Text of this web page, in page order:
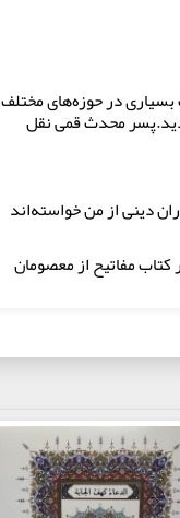
بسیاری در حوزه‌های مختلف
در حرم امام علی (ع) دفن گردید.پسر محدث قمی نقل
دینی از من خواسته‌اند
مفاتیح از معصومان
زیارت ائمه در
کبیر، دعای مکارم